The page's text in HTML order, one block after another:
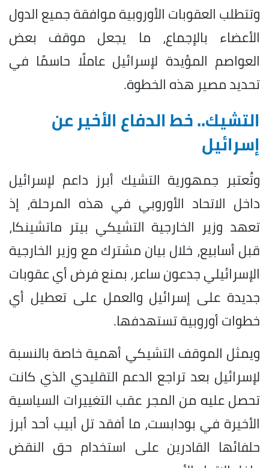
وتتطلب العقوبات الأوروبية موافقة جميع الدول
الأعضاء بالإجماع، ما يجعل موقف بعض
العواصم المؤيدة لإسرائيل عاملًا حاسمًا في
تحديد مصير هذه الخطوة.
التشيك.. خط الدفاع الأخير عن
إسرائيل
وتُعتبر جمهورية التشيك أبرز داعم لإسرائيل
داخل الاتحاد الأوروبي في هذه المرحلة، إذ
تعهد وزير الخارجية التشيكي بيتر ماتشينكا،
قبل أسابيع، خلال بيان مشترك مع وزير الخارجية
الإسرائيلي جدعون ساعر، بمنع فرض أي عقوبات
جديدة على إسرائيل والعمل على تعطيل أي
خطوات أوروبية تستهدفها.
ويمثل الموقف التشيكي أهمية خاصة بالنسبة
لإسرائيل بعد تراجع الدعم التقليدي الذي كانت
تحصل عليه من المجر عقب التغييرات السياسية
الأخيرة في بودابست، ما أفقد تل أبيب أحد أبرز
حلفائها القادرين على استخدام حق النقض